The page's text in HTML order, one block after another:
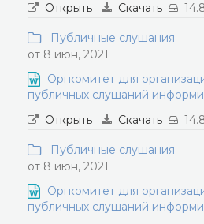
Открыть
Скачать
Публичные слушания
от 8 июн, 2021
Оргкомитет для
публичных слушаний
Открыть
Скачать
Публичные слушания
от 8 июн, 2021
Оргкомитет для
публичных слушаний